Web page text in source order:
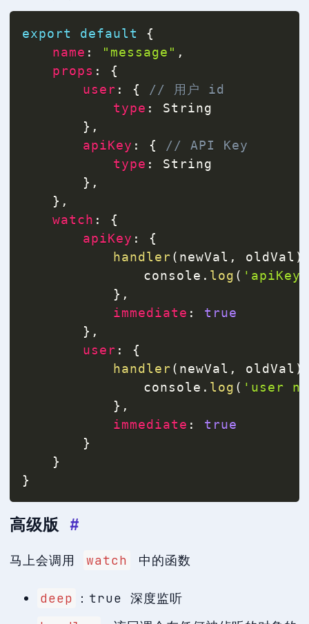
export default
{
name : "message" ,
props :
{
user : {
// 用户 id
type :
String
} ,
apiKey : {
// API Key
type :
String
} ,
} ,
watch :
{
apiKey :
{
handler( newVal , oldVal )
				console
. log ( 'apiKey
} ,
immediate :
true
} ,
user :
{
handler( newVal , oldVal )
				console
. log ( 'user
} ,
immediate :
true
}
}
}
高级版 #
马上会调用 watch 中的函数
deep ：true 深度监听